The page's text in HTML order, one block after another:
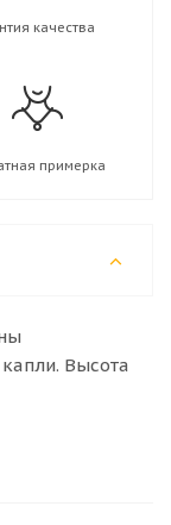
качества
примерка
Высота